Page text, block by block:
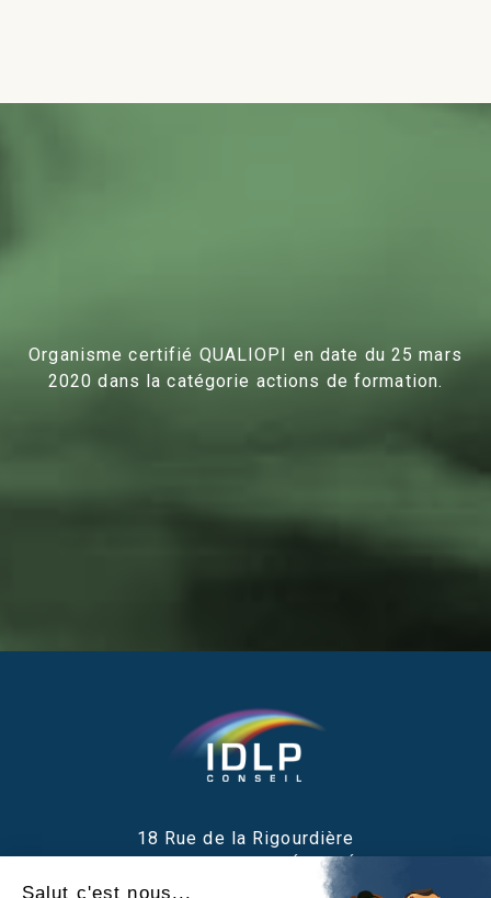
Organisme certifié QUALIOPI en date du 25 mars
2020 dans la catégorie actions de formation.
18 Rue de la Rigourdière
35510 CESSON-SÉVIGNÉ
Salut c'est nous...